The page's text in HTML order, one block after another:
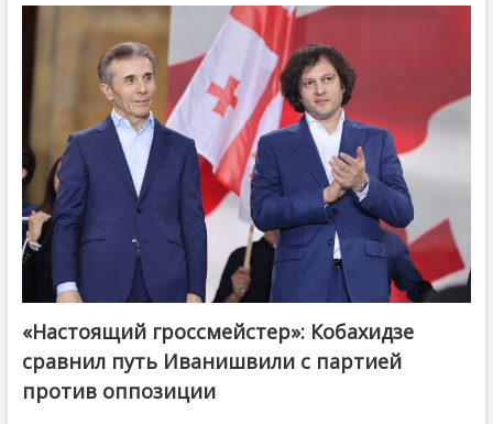
@ქართული ოცნება / Georgian Dream
«Настоящий гроссмейстер»: Кобахидзе
сравнил путь Иванишвили с партией
против оппозиции